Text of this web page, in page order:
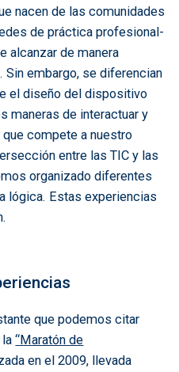
nacen de las comunidades
de práctica profesional-
alcanzar de manera
Sin embargo, se diferencian
el diseño del dispositivo
maneras de interactuar y
compete a nuestro
entre las TIC y las
organizado diferentes
lógica. Estas experiencias
que podemos citar
la“Maratón de
en el 2009, llevada